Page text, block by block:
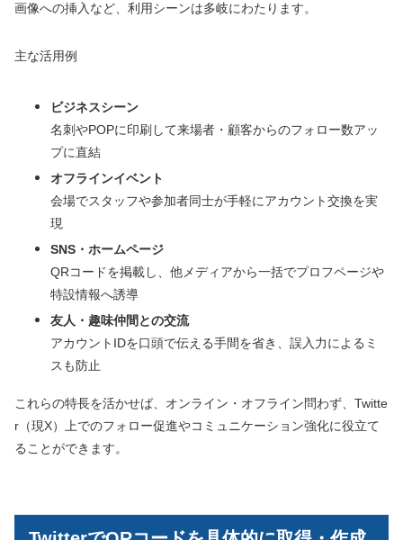
画像への挿入など、利用シーンは多岐にわたります。
主な活用例
ビジネスシーン
名刺やPOPに印刷して来場者・顧客からのフォロー数アッ
プに直結
オフラインイベント
会場でスタッフや参加者同士が手軽にアカウント交換を実
現
SNS・ホームページ
QRコードを掲載し、他メディアから一括でプロフページや
特設情報へ誘導
友人・趣味仲間との交流
アカウントIDを口頭で伝える手間を省き、誤入力によるミ
スも防止
これらの特長を活かせば、オンライン・オフライン問わず、Twitte
r（現X）上でのフォロー促進やコミュニケーション強化に役立て
ることができます。